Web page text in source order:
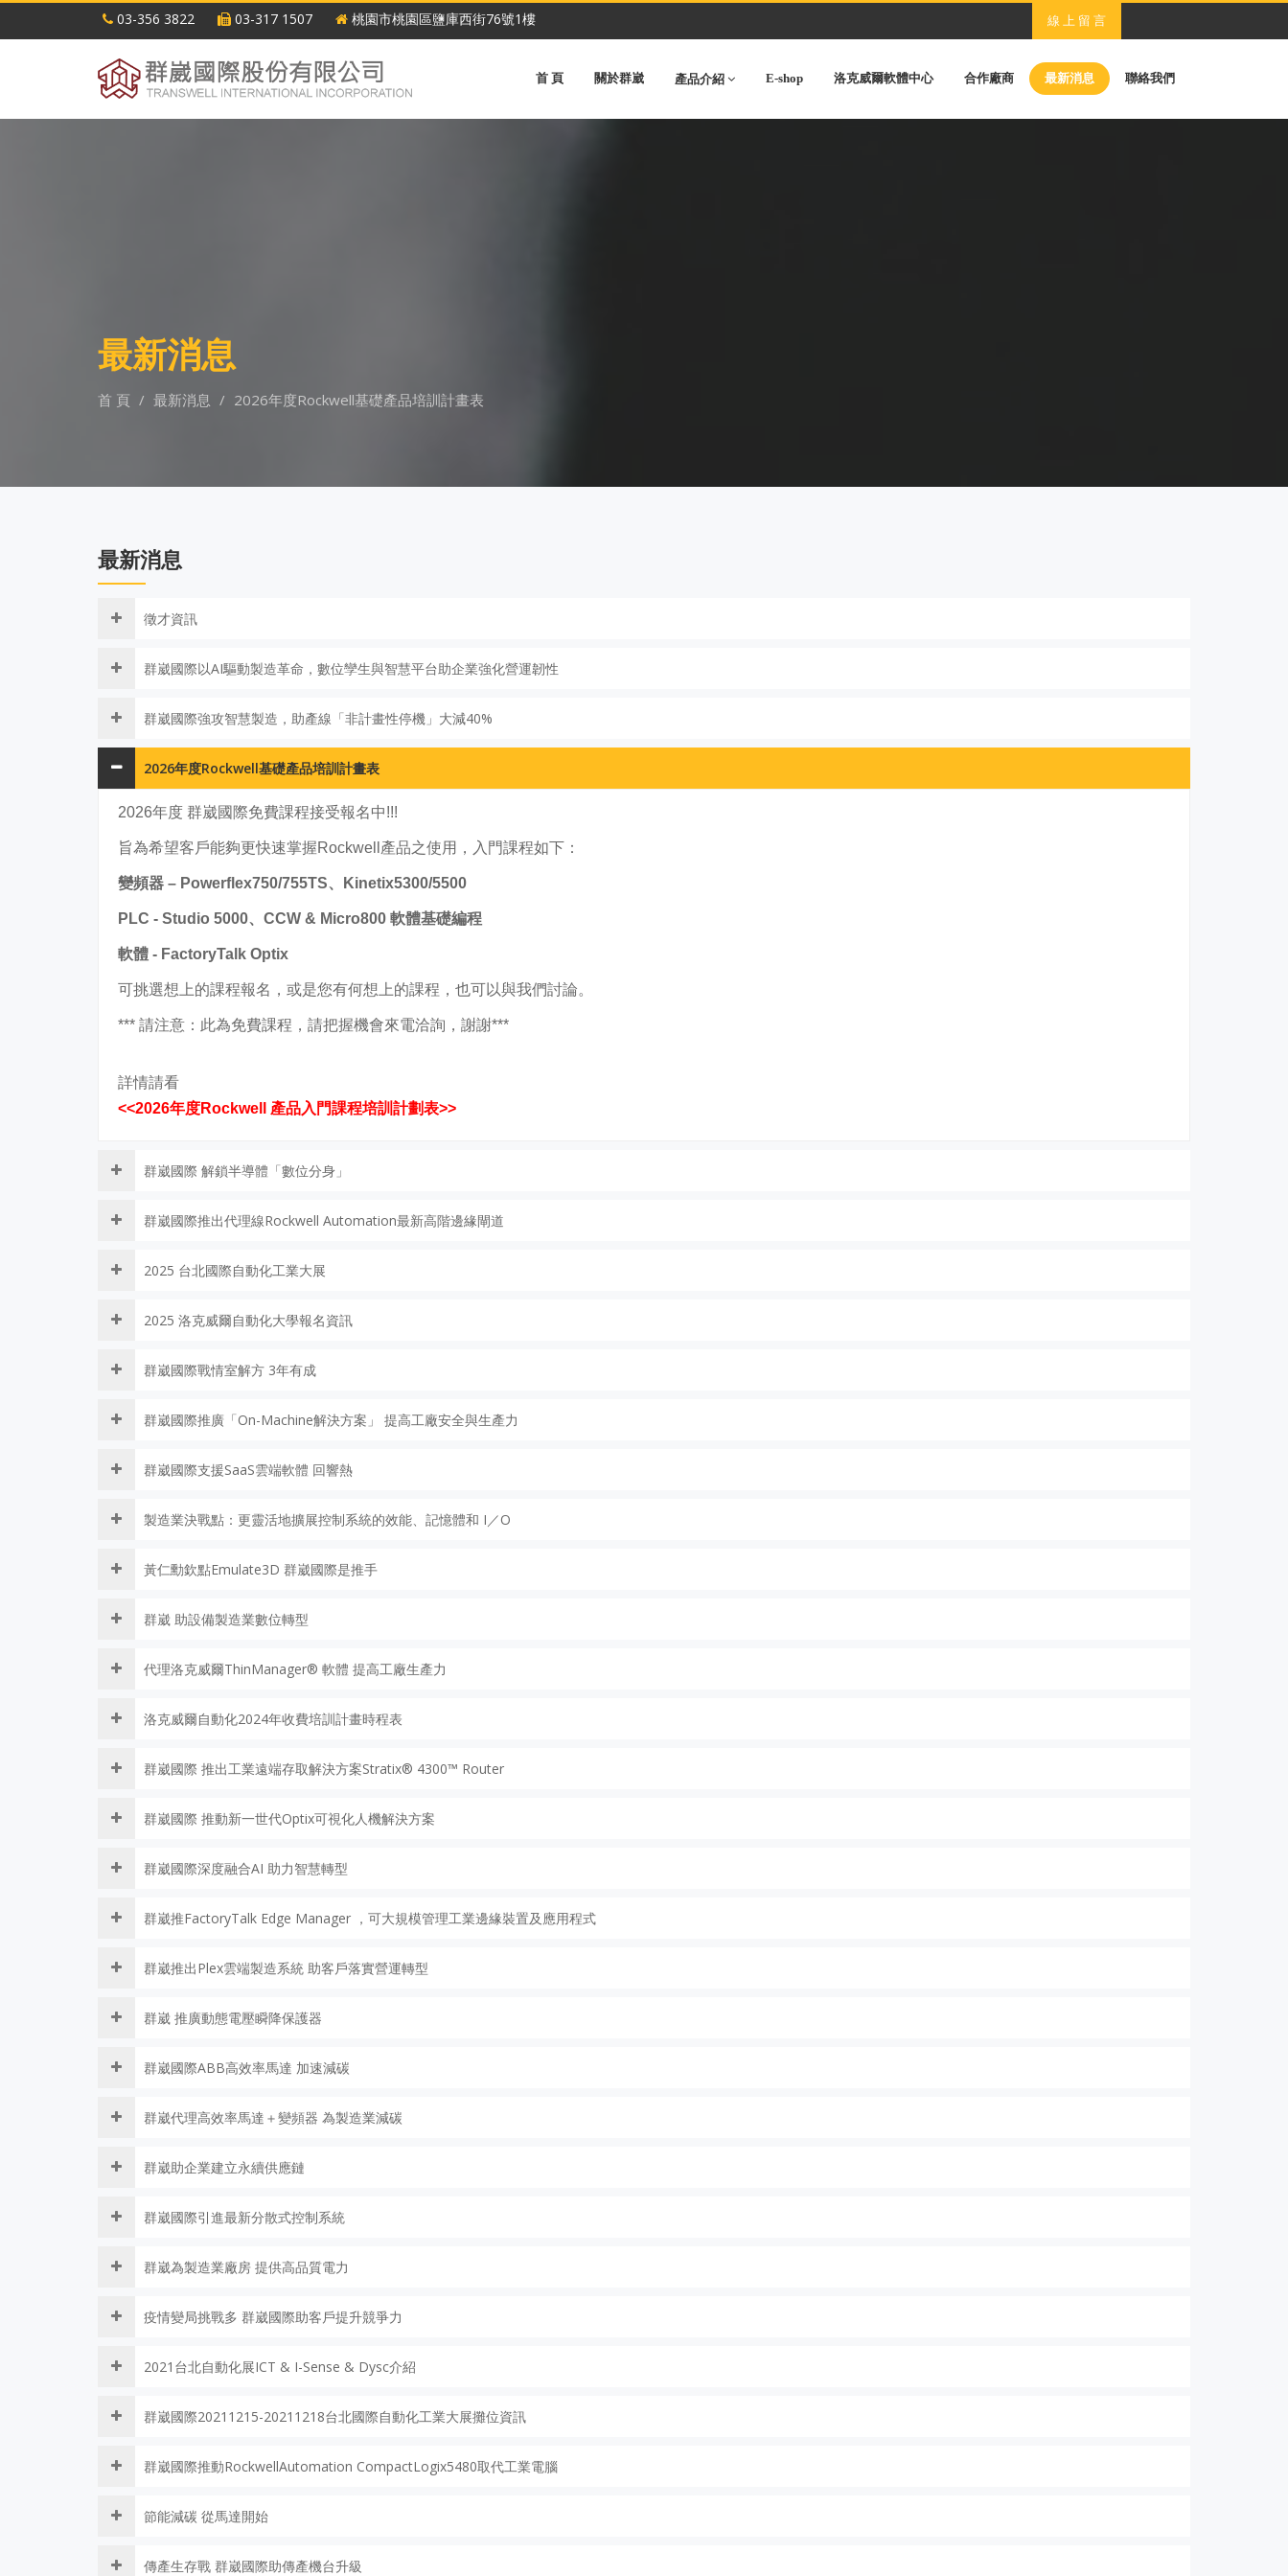
03-356 3822 03-317 1507 桃園市桃園區鹽庫西街76號1樓 線 上 留 言
首 頁 關於群崴 產品介紹 E-shop 洛克威爾軟體中心 合作廠商 最新消息 聯絡我們
最新消息
首 頁 最新消息 2026年度Rockwell基礎產品培訓計畫表
最新消息
徵才資訊
群崴國際以AI驅動製造革命，數位孿生與智慧平台助企業強化營運韌性
群崴國際強攻智慧製造，助產線「非計畫性停機」大減40%
2026年度Rockwell基礎產品培訓計畫表
2026年度 群崴國際免費課程接受報名中!!!
旨為希望客戶能夠更快速掌握Rockwell產品之使用，入門課程如下：
變頻器 – Powerflex750/755TS、Kinetix5300/5500
PLC - Studio 5000、CCW & Micro800 軟體基礎編程
軟體 - FactoryTalk Optix
可挑選想上的課程報名，或是您有何想上的課程，也可以與我們討論。
*** 請注意：此為免費課程，請把握機會來電洽詢，謝謝***
詳情請看
<<2026年度Rockwell 產品入門課程培訓計劃表>>
群崴國際 解鎖半導體「數位分身」
群崴國際推出代理線Rockwell Automation最新高階邊緣閘道
2025 台北國際自動化工業大展
2025 洛克威爾自動化大學報名資訊
群崴國際戰情室解方 3年有成
群崴國際推廣「On-Machine解決方案」 提高工廠安全與生產力
群崴國際支援SaaS雲端軟體 回響熱
製造業決戰點：更靈活地擴展控制系統的效能、記憶體和 I／O
黃仁勳欽點Emulate3D 群崴國際是推手
群崴 助設備製造業數位轉型
代理洛克威爾ThinManager® 軟體 提高工廠生產力
洛克威爾自動化2024年收費培訓計畫時程表
群崴國際 推出工業遠端存取解決方案Stratix® 4300™ Router
群崴國際 推動新一世代Optix可視化人機解決方案
群崴國際深度融合AI 助力智慧轉型
群崴推FactoryTalk Edge Manager ，可大規模管理工業邊緣裝置及應用程式
群崴推出Plex雲端製造系統 助客戶落實營運轉型
群崴 推廣動態電壓瞬降保護器
群崴國際ABB高效率馬達 加速減碳
群崴代理高效率馬達＋變頻器 為製造業減碳
群崴助企業建立永續供應鏈
群崴國際引進最新分散式控制系統
群崴為製造業廠房 提供高品質電力
疫情變局挑戰多 群崴國際助客戶提升競爭力
2021台北自動化展ICT & I-Sense & Dysc介紹
群崴國際20211215-20211218台北國際自動化工業大展攤位資訊
群崴國際推動RockwellAutomation CompactLogix5480取代工業電腦
節能減碳 從馬達開始
傳產生存戰 群崴國際助傳產機台升級